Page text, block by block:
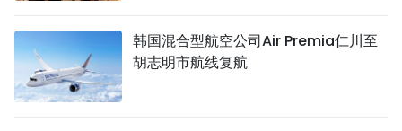
韩国混合型航空公司Air Premia仁川至
胡志明市航线复航